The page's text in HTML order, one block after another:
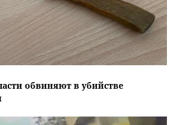
обвиняют в убийстве